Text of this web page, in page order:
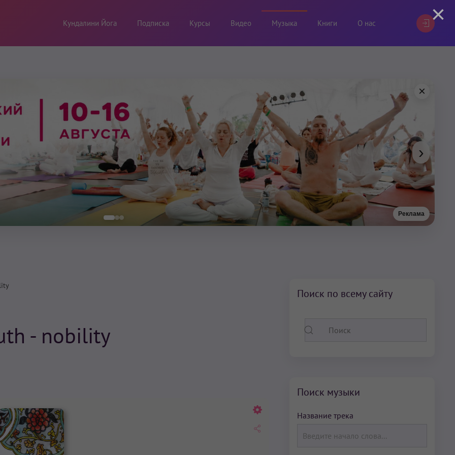
Кундалини Йога Подписка Курсы Видео Музыка Книги О нас
Реклама
×
›
- nobility
Поиск по всему сайту
Поиск музыки
Название трека
×